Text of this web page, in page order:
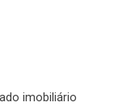
imobiliário